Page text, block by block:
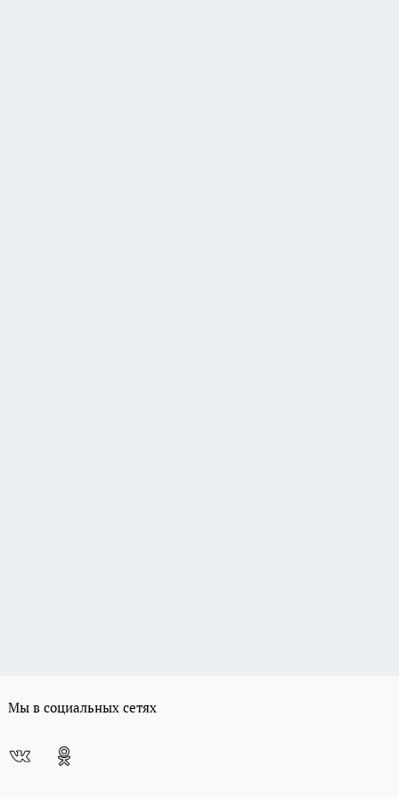
Мы в социальных сетях